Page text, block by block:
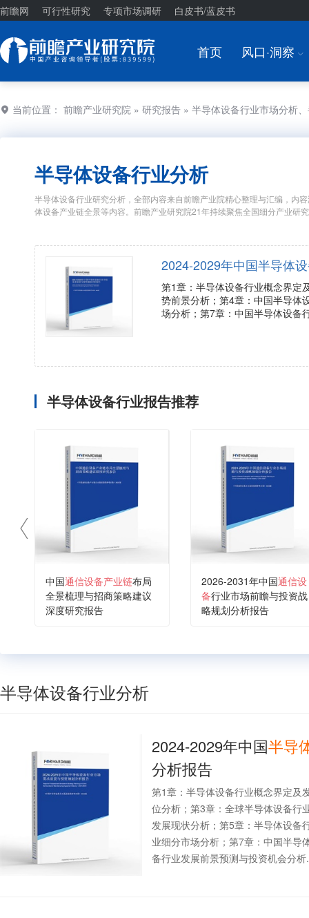
前瞻网 可行性研究 专项市场调研 白皮书/蓝皮书
首页 风口·洞察 I
当前位置： 前瞻产业研究院 » 研究报告 » 半导体设备行业市场分析
半导体设备行业分析
半导体设备行业研究分析，全部内容来自前瞻产业院精心整理与汇编，内
体设备产业链全景等内容。前瞻产业研究院21年持续聚焦全国细分产业研
2024-2029年中国半导体
第1章：半导体设备行业概念界定
势前景分析；第4章：中国半导体
场分析；第7章：中国半导体设备
半导体设备行业报告推荐
中国通信设备产业链布局
全景梳理与招商策略建议
深度研究报告
2026-2031年中国通信设
备行业市场前瞻与投资战
略规划分析报告
半导体设备行业分析
2024-2029年中国半导
分析报告
第1章：半导体设备行业概念界定及
位分析；第3章：全球半导体设备行
发展现状分析；第5章：半导体设备
业细分市场分析；第7章：中国半导
备行业发展前景预测与投资机会分析